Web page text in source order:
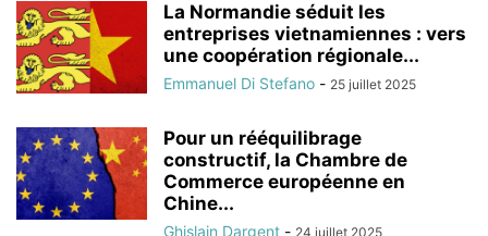
La Normandie séduit les
entreprises vietnamiennes : vers
une coopération régionale...
Emmanuel Di Stefano - 25 juillet 2025
Pour un rééquilibrage
constructif, la Chambre de
Commerce européenne en
Chine...
Ghislain Dargent - 24 juillet 2025